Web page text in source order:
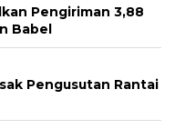
Pengiriman 3,88
Babel
Pengusutan Rantai